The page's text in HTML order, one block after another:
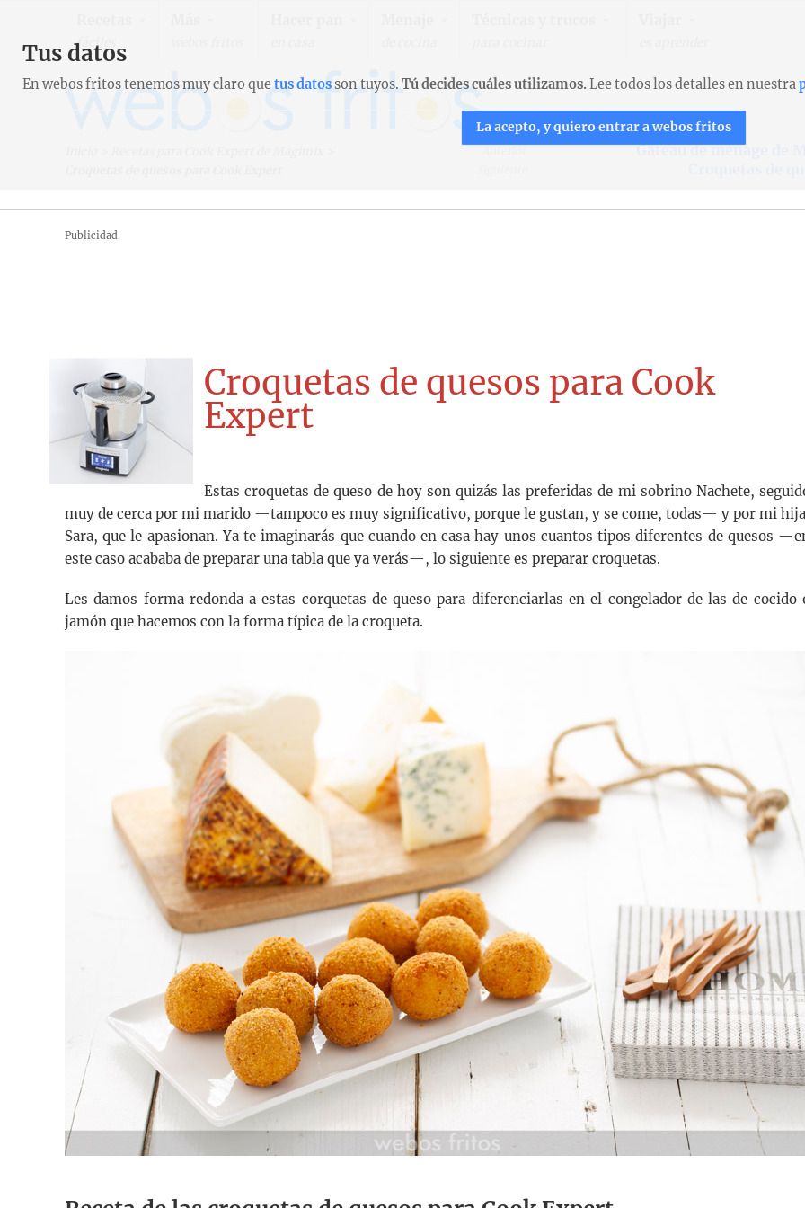
fáciles
Gâteau de ménage de
Publicidad
Croquetas de quesos para Cook
Expert
Estas croquetas de queso de hoy son quizás las preferidas de mi sobrino Nachete,
muy de cerca por mi marido —tampoco es muy significativo, porque le gustan, y se come, todas— y por mi
Sara, que le apasionan. Ya te imaginarás que cuando en casa hay unos cuantos tipos diferentes de quesos
este caso acababa de preparar una tabla que ya verás—, lo siguiente es preparar croquetas.
Les damos forma redonda a estas corquetas de queso para diferenciarlas en el congelador de las de cocido
jamón que hacemos con la forma típica de la croqueta.
Tus datos
En webos fritos tenemos muy claro quetus datosson tuyos. Tú decides cuáles utilizamos.Lee todos los detalles en nuestra
La acepto, y quiero entrar a webos fritos